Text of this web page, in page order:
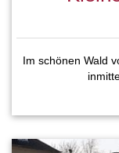
Im schönen Wald